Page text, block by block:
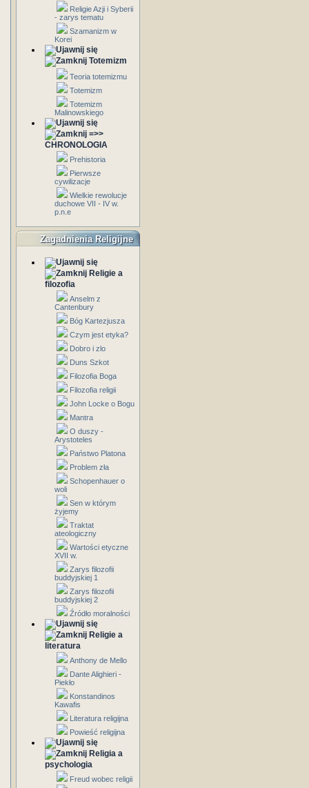
Religie Azji i Syberii
- zarys tematu
Szamanizm w
Korei
Totemizm
Teoria totemizmu
Totemizm
Totemizm
Malinowskiego
=>>
CHRONOLOGIA
Prehistoria
Pierwsze
cywilizacje
Wielkie rewolucje
duchowe VII - IV w.
p.n.e
Zagadnienia Religijne
Religie a
filozofia
Anselm z
Cantenbury
Bóg Kartezjusza
Czym jest etyka?
Dobro i zlo
Duns Szkot
Filozofia Boga
Filozofia religii
John Locke o Bogu
Mantra
O duszy -
Arystoteles
Państwo Platona
Problem zła
Schopenhauer o
woli
Sen w którym
żyjemy
Traktat
ateologiczny
Wartości etyczne
XVII w.
Zarys filozofii
buddyjskiej 1
Zarys filozofii
buddyjskiej 2
Źródło moralności
Religie a
literatura
Anthony de Mello
Dante Alighieri -
Piekło
Konstandinos
Kawafis
Literatura religijna
Powieść religijna
Religia a
psychologia
Freud wobec religii